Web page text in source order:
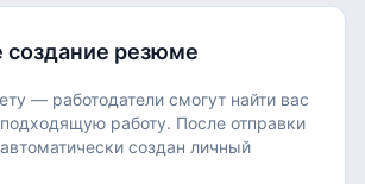
создание резюме
— работодатели смогут найти вас
работу. После отправки
создан личный